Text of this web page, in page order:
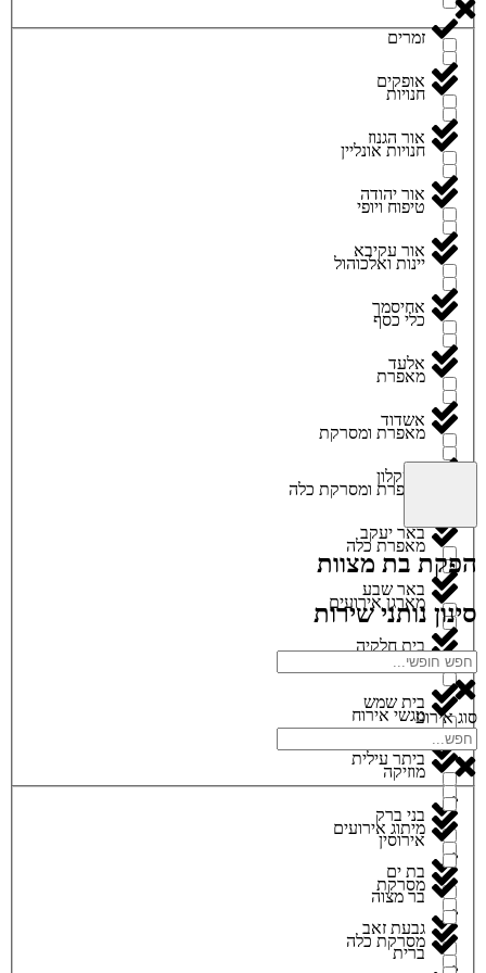
זמרים
חנויות
חנויות אונליין
טיפוח ויופי
יינות ואלכוהול
כלי כסף
מאפרת
מאפרת ומסרקת
מאפרת ומסרקת כלה
מאפרת כלה
מארגן אירועים
מגנטים
מגשי אירוח
מוזיקה
מיתוג אירועים
מסרקת
מסרקת כלה
אופקים
אור הגנוז
אור יהודה
אור עקיבא
אחיסמך
אלעד
אשדוד
אשקלון
באר יעקב
באר שבע
בית חלקיה
בית שמש
ביתר עילית
בני ברק
בת ים
גבעת זאב
הפקת בת מצוות
סינון נותני שירות
סוג אירוע
אירוסין
בר מצוה
ברית